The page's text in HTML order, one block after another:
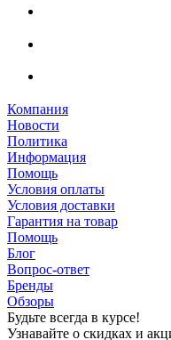
Компания
Новости
Политика
Информация
Помощь
Условия оплаты
Условия доставки
Гарантия на товар
Помощь
Блог
Вопрос-ответ
Бренды
Обзоры
Будьте всегда в курсе!
Узнавайте о скидках и